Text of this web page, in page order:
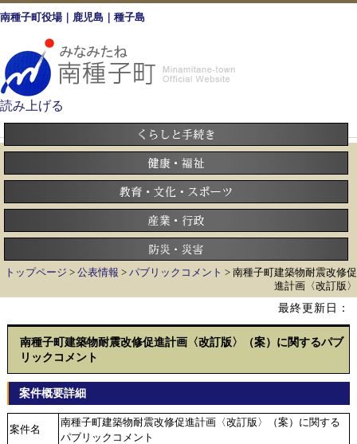
南種子町役場｜鹿児島｜種子島
読み上げる
トップページ > 公表情報 > パブリックコメント > 南種子町建築物耐震改修促
進計画〈改訂版〉
最終更新日：
南種子町建築物耐震改修促進計画〈改訂版〉（案）に関するパブ
リックコメント
案件概要詳細
案件名
南種子町建築物耐震改修促進計画〈改訂版〉（案）に関する
パブリックコメント